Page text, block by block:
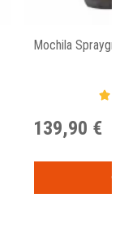
Mochila
139,90 €